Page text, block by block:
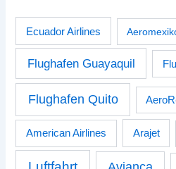
Ecuador Airlines
Flughafen Guayaquil
Flughafen Quito
American Airlines Arajet